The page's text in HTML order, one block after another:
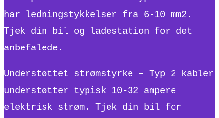
har ledningstykkelser fra 6-10 mm2.
Tjek din bil og ladestation for det
anbefalede.
Understøttet strømstyrke – Typ 2 kabler
understøtter typisk 10-32 ampere
elektrisk strøm. Tjek din bil for